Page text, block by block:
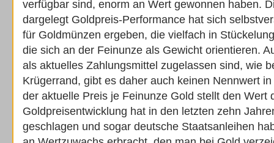
verfügbar sind, enorm an Wert gewonnen haben.
dargelegt Goldpreis-Performance hat sich
für Goldmünzen ergeben, die vielfach in
die sich an der Feinunze als Gewicht orientieren.
als aktuelles Zahlungsmittel zugelassen sind, wie
Krügerrand, gibt es daher auch keinen Nennwert
der aktuelle Preis je Feinunze Gold stellt den Wert
Goldpreisentwicklung hat in den letzten zehn
geschlagen und sogar deutsche Staatsanleihen